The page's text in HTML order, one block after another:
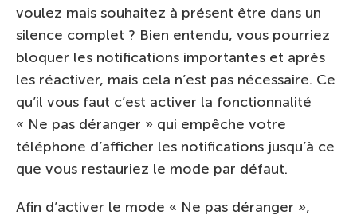
voulez mais souhaitez à présent être dans un
silence complet ? Bien entendu, vous pourriez
bloquer les notifications importantes et après
les réactiver, mais cela n’est pas nécessaire. Ce
qu’il vous faut c’est activer la fonctionnalité
« Ne pas déranger » qui empêche votre
téléphone d’afficher les notifications jusqu’à ce
que vous restauriez le mode par défaut.
Afin d’activer le mode « Ne pas déranger »,